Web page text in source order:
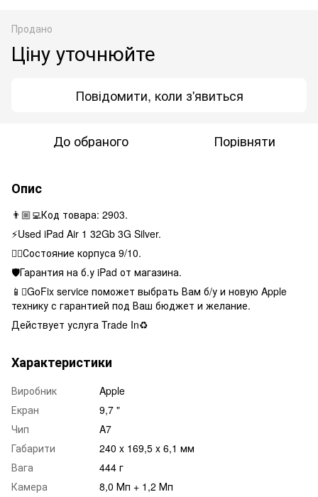
Продано
Ціну уточнюйте
Повідомити, коли з'явиться
До обраного Порівняти
Опис
👨🏼‍💻Код товара: 2903.
⚡️Used iPad Air 1 32Gb 3G Silver.
👌🏻Состояние корпуса 9/10.
🛡Гарантия на б.у iPad от магазина.
📱GoFix service поможет выбрать Вам б/у и новую Apple
технику с гарантией под Ваш бюджет и желание.
Действует услуга Trade In♻️
Характеристики
Виробник
Apple
Екран
9,7 "
Чип
A7
Габарити
240 x 169,5 x 6,1 мм
Вага
444 г
Камера
8,0 Мп + 1,2 Мп